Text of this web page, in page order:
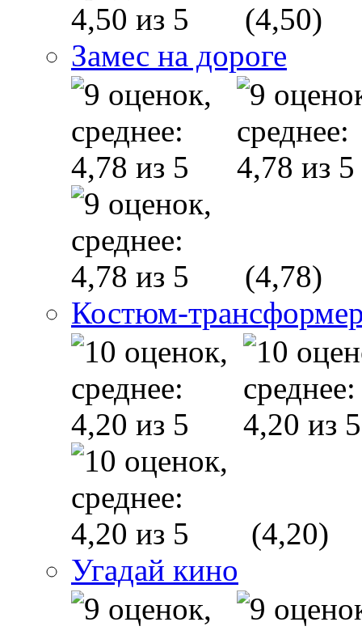
(4,50)
Замес на дороге
(4,78)
Костюм-
(4,20)
Угадай кино